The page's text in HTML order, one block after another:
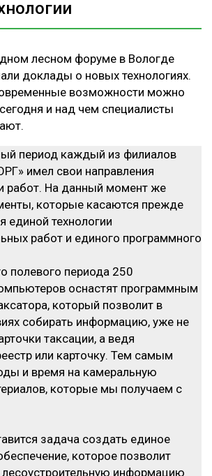
лесном форуме в Вологде
доклады о новых технологиях.
возможности можно
и над чем специалисты
период каждый из филиалов
имел свои направления
работ. На данный момент же
которые касаются прежде
единой технологии
работ и единого программного
полевого периода 250
оснастят программным
который позволит в
собирать информацию, уже не
таксации, а ведя
или карточку. Тем самым
и время на камеральную
которые мы получаем с
задача создать единое
которое позволит
информацию